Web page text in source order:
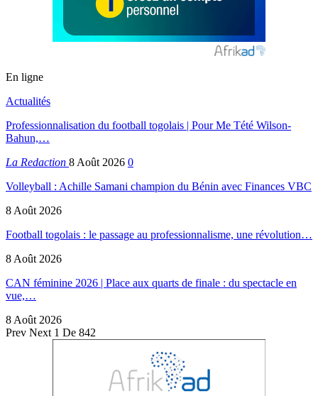
En ligne
Actualités
Professionnalisation du football togolais | Pour Me Tété Wilson-
Bahun,…
La Redaction 8 Août 2026 0
Volleyball : Achille Samani champion du Bénin avec Finances VBC
8 Août 2026
Football togolais : le passage au professionnalisme, une révolution…
8 Août 2026
CAN féminine 2026 | Place aux quarts de finale : du spectacle en
vue,…
8 Août 2026
Prev Next 1 De 842